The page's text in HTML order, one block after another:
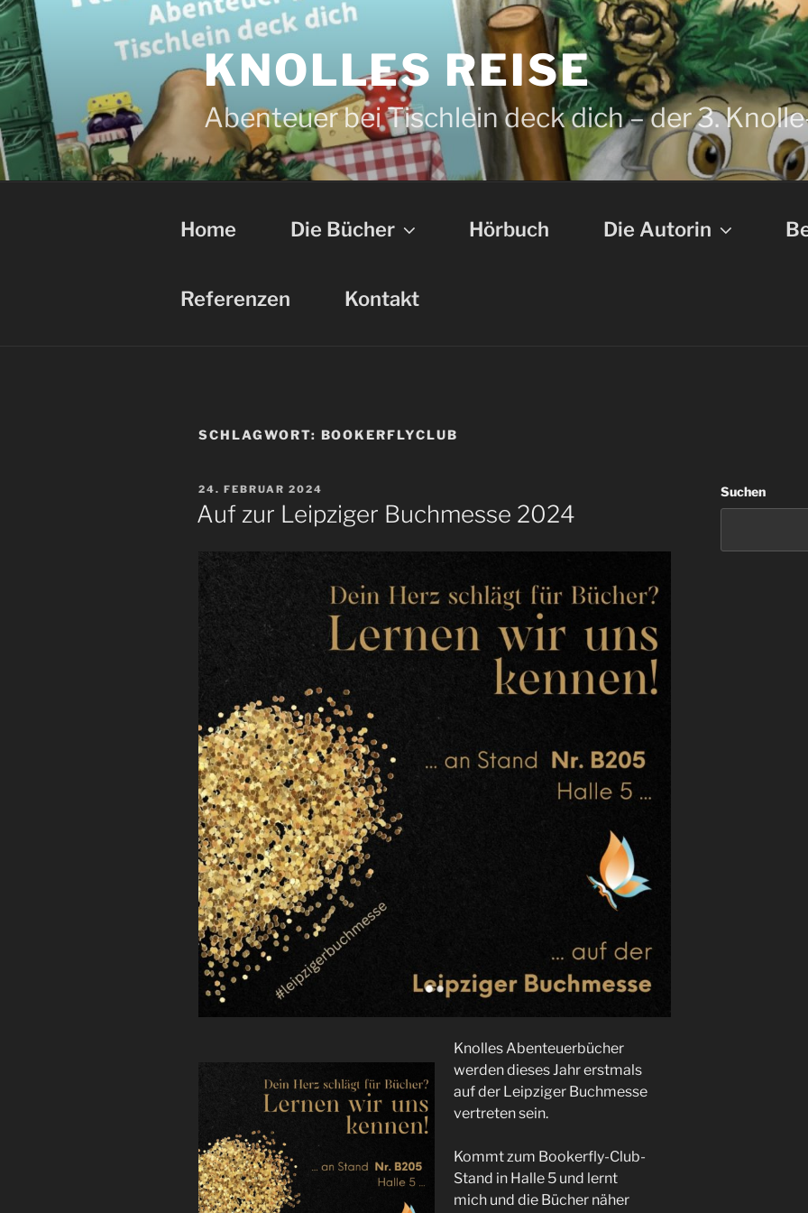
Zum
Inhalt
springen
KNOLLES REISE
Abenteuer bei Tischlein deck dich – der 3.
Home Die Bücher Hörbuch Die Autorin
Referenzen Kontakt
SCHLAGWORT: BOOKERFLYCLUB
VERÖFFENTLICHT
AM
24. FEBRUAR 2024
Auf zur Leipziger Buchmesse 2024
Knolles Abenteuerbücher
werden dieses Jahr erstmals
auf der Leipziger Buchmesse
vertreten sein.
Kommt zum Bookerfly-Club-
Stand in Halle 5 und lernt
mich und die Bücher näher
Suchen